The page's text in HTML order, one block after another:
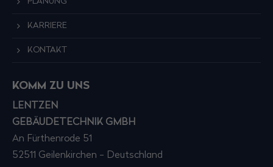
KARRIERE
KONTAKT
KOMM ZU UNS
LENTZEN
GEBÄUDETECHNIK GMBH
An Fürthenrode 51
52511 Geilenkirchen - Deutschland